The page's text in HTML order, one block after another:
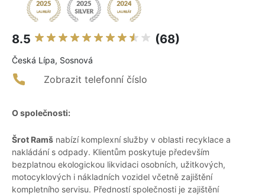
8.5 (68)
Česká Lípa, Sosnová
Zobrazit telefonní číslo
O společnosti:
Šrot Ramš nabízí komplexní služby v oblasti recyklace a
nakládání s odpady. Klientům poskytuje především
bezplatnou ekologickou likvidaci osobních, užitkových,
motocyklových i nákladních vozidel včetně zajištění
kompletního servisu. Předností společnosti je zajištění